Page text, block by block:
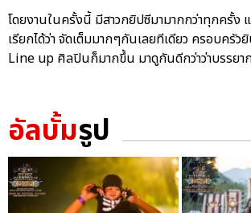
โดยงานในครั้งนี้ มีสาวกยิปซีมามากกว่าทุกครั้ง
เรียกได้ว่า จัดเต็มมากๆกันเลยทีเดียว ครอบครั
Line up ศิลปินก็มากขึ้น มาดูกันดีกว่าว่าบรรยา
อัลบั้มรูป